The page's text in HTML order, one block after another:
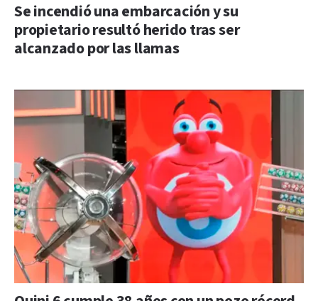
Se incendió una embarcación y su
propietario resultó herido tras ser
alcanzado por las llamas